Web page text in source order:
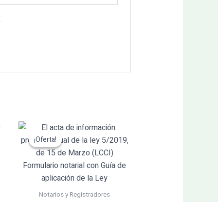
¡Oferta!
¡Oferta!
Notarios y Registradores
El
original
era:
59.00€.
El
actual
es:
56.05€.